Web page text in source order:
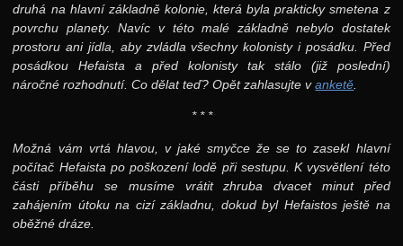
druhá na hlavní základně kolonie, která byla prakticky smetena z
povrchu planety. Navíc v této malé základně nebylo dostatek
prostoru ani jídla, aby zvládla všechny kolonisty i posádku. Před
posádkou Hefaista a před kolonisty tak stálo (již poslední)
náročné rozhodnutí. Co dělat teď? Opět zahlasujte vanketě
* * *
Možná vám vrtá hlavou, v jaké smyčce že se to zasekl hlavní
počítač Hefaista po poškození lodě při sestupu. K vysvětlení této
části příběhu se musíme vrátit zhruba dvacet minut před
zahájením útoku na cizí základnu, dokud byl Hefaistos ještě na
oběžné dráze.